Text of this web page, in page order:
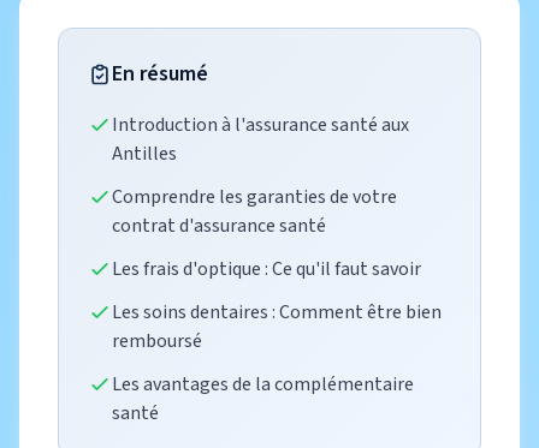
En résumé
Introduction à l'assurance santé aux
Antilles
Comprendre les garanties de votre
contrat d'assurance santé
Les frais d'optique : Ce qu'il faut savoir
Les soins dentaires : Comment être bien
remboursé
Les avantages de la complémentaire
santé